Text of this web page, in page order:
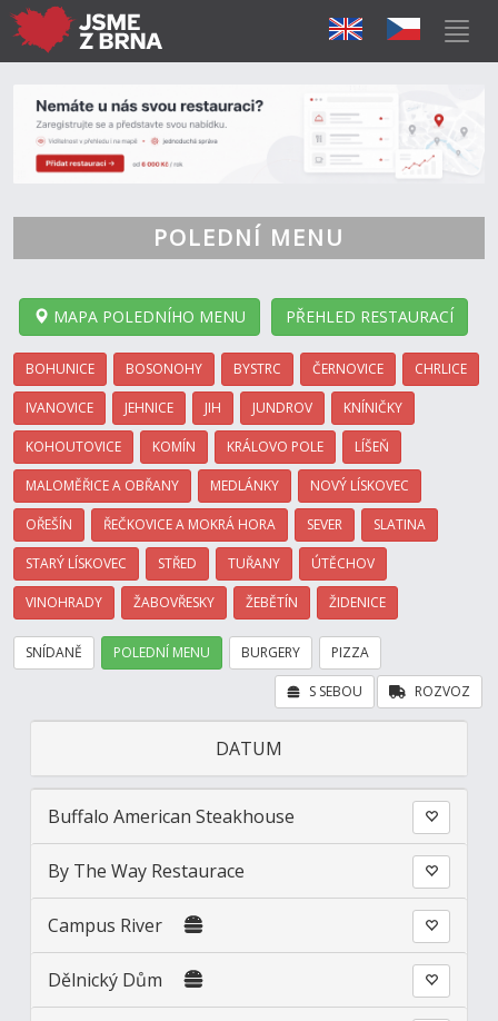
POLEDNÍ MENU
MAPA POLEDNÍHO MENU PŘEHLED RESTAURACÍ
BOHUNICE BOSONOHY BYSTRC ČERNOVICE CHRLICE
IVANOVICE JEHNICE JIH JUNDROV KNÍNIČKY
KOHOUTOVICE KOMÍN KRÁLOVO POLE LÍŠEŇ
MALOMĚŘICE A OBŘANY MEDLÁNKY NOVÝ LÍSKOVEC
OŘEŠÍN ŘEČKOVICE A MOKRÁ HORA SEVER SLATINA
STARÝ LÍSKOVEC STŘED TUŘANY ÚTĚCHOV
VINOHRADY ŽABOVŘESKY ŽEBĚTÍN ŽIDENICE
SNÍDANĚ POLEDNÍ MENU BURGERY PIZZA
ROZVOZ
S SEBOU
DATUM
Buffalo American Steakhouse
By The Way Restaurace
Campus River
Dělnický Dům